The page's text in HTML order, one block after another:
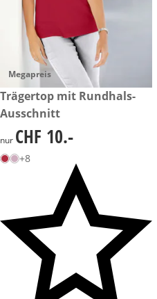
Megapreis
CHF 10.-
Trägertop mit Rundhals-
Ausschnitt
CHF 10.-
nur CHF 10.-
+8